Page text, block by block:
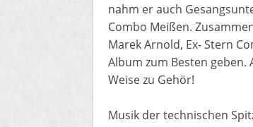
nahm er auch
Combo Meißen.
Marek Arnold, Ex- Stern
Album zum Besten
Weise zu Gehör!
Musik der technischen